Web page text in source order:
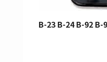
B-23 B-24 B-92